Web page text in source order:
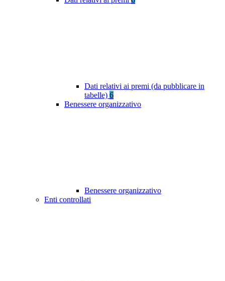
Dati relativi ai premi (da pubblicare in
tabelle) 6
Benessere organizzativo
Benessere organizzativo
Enti controllati